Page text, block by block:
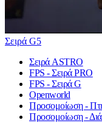
Σειρά G5
Σειρά ASTRO
FPS - Σειρά PRO
FPS - Σειρά G
Openworld
Προσομοίωση -
Προσομοίωση -